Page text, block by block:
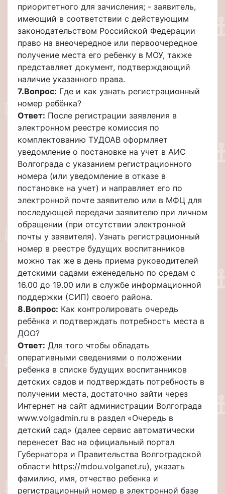
приоритетного для зачисления; - заявитель,
имеющий в соответствии с действующим
законодательством Российской Федерации
право на внеочередное или первоочередное
получение места его ребенку в МОУ, также
представляет документ, подтверждающий
наличие указанного права.
7.Вопрос: Где и как узнать регистрационный
номер ребёнка?
Ответ: После регистрации заявления в
электронном реестре комиссия по
комплектованию ТУДОАВ оформляет
уведомление о постановке на учет в АИС
Волгограда с указанием регистрационного
номера (или уведомление в отказе в
постановке на учет) и направляет его по
электронной почте заявителю или в МФЦ для
последующей передачи заявителю при личном
обращении (при отсутствии электронной
почты у заявителя). Узнать регистрационный
номер в реестре будущих воспитанников
можно так же в день приема руководителей
детскими садами еженедельно по средам с
16.00 до 19.00 или в службе информационной
поддержки (СИП) своего района.
8.Вопрос: Как контролировать очередь
ребёнка и подтверждать потребность места в
ДОО?
Ответ: Для того чтобы обладать
оперативными сведениями о положении
ребенка в списке будущих воспитанников
детских садов и подтверждать потребность в
получении места, достаточно зайти через
Интернет на сайт администрации Волгограда
www.volgadmin.ru в раздел «Очередь в
детский сад» (далее сервис автоматически
перенесет Вас на официальный портал
Губернатора и Правительства Волгоградской
области https://mdou.volganet.ru), указать
фамилию, имя, отчество ребенка и
регистрационный номер в электронной базе